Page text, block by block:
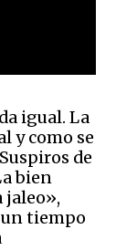
igual. La
y como se
de
bien
jaleo»,
tiempo